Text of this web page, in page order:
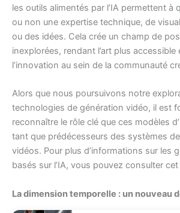
les outils alimentés par l’IA permettent à
ou non une expertise technique, de
ou des idées. Cela crée un champ de
inexplorées, rendant l’art plus accessible
l’innovation au sein de la communauté
Alors que nous poursuivons notre
technologies de génération vidéo, il est
reconnaître le rôle clé que ces modèles
tant que prédécesseurs des systèmes
vidéos. Pour plus d’informations sur les
basés sur l’IA, vous pouvez consulter
La dimension temporelle : un nouveau